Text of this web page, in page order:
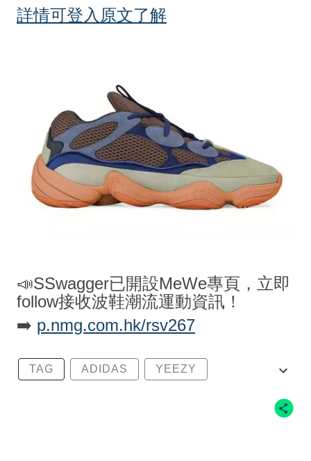
詳情可登入原文了解
📣SSwagger已開設MeWe專頁，立即
follow接收波鞋潮流運動資訊！
➡️ p.nmg.com.hk/rsv267
TAG ADIDAS YEEZY